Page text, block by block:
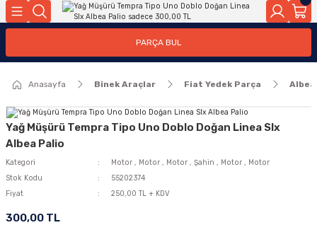
Geri Dön
Geri Dön
PARÇA BUL
Anasayfa Binek Araçlar Fiat Yedek Parça Albea
Yağ Müşürü Tempra Tipo Uno Doblo Doğan Linea Slx
Albea Palio
Kategori Motor , Motor , Motor , Şahin , Motor , Motor
Stok Kodu
55202374
Fiyat
250,00 TL + KDV
300,00 TL